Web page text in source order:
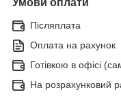
Післяплата
Оплата на рахунок
Готівкою в офісі
На розрахунковий